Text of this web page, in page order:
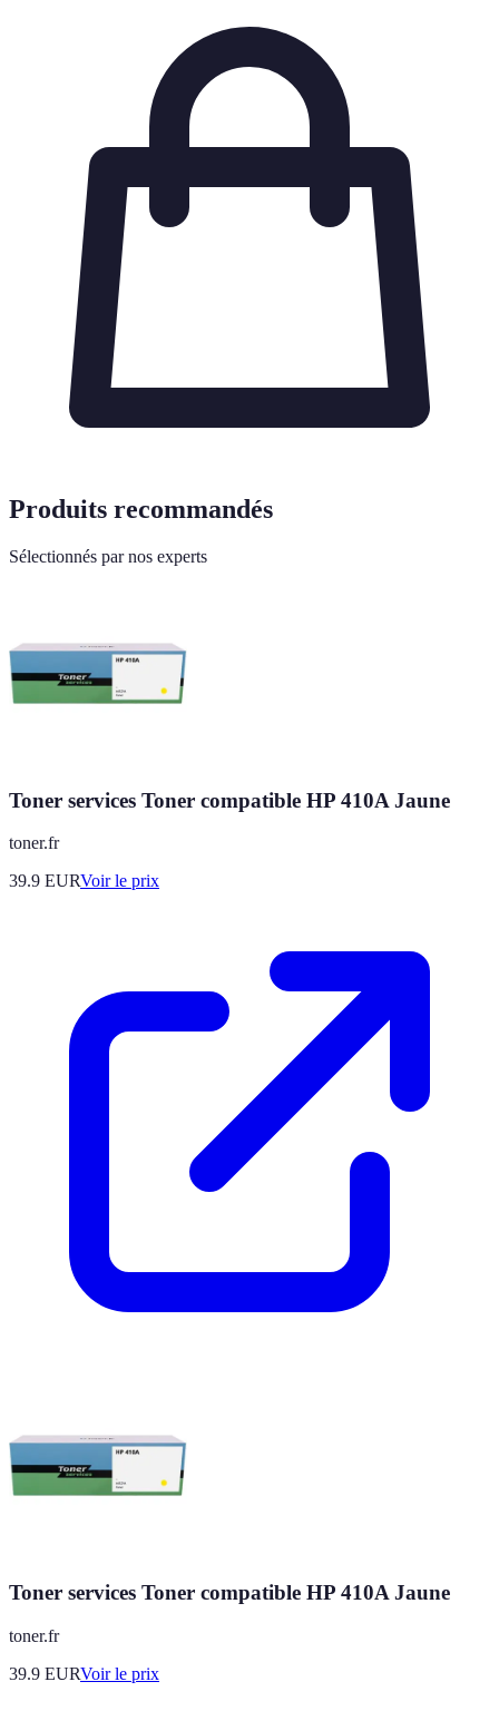
Produits recommandés
Sélectionnés par nos experts
Toner services Toner compatible HP 410A Jaune
toner.fr
39.9 EURVoir le prix
Toner services Toner compatible HP 410A Jaune
toner.fr
39.9 EURVoir le prix